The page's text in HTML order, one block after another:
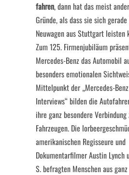
fahren, dann hat das meist
Gründe, als dass sie sich
Neuwagen aus Stuttgart leisten
Zum 125. Firmenjubiläum
Mercedes-Benz das Automobil
besonders emotionalen
Mittelpunkt der „Mercedes-Benz
Interviews“ bilden die
ihre ganz besondere Verbindung
Fahrzeugen. Die
amerikanischen Regisseure und
Dokumentarfilmer Austin Lynch
S. befragten Menschen aus ganz